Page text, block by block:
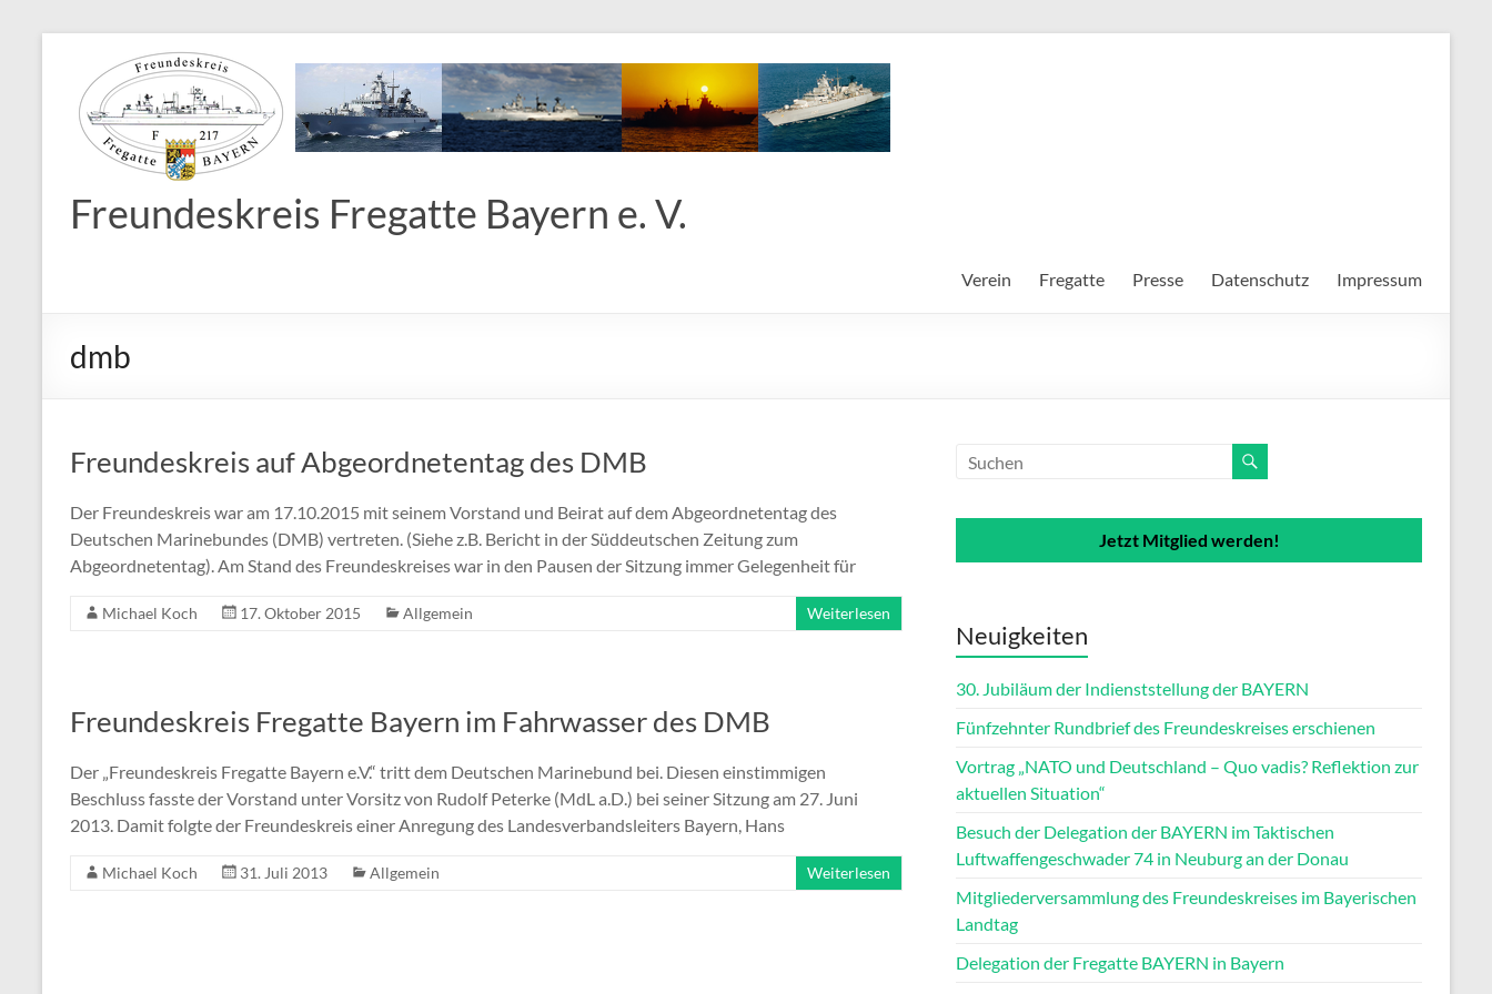
Freundeskreis Fregatte Bayern e. V.
Verein Fregatte Presse Datenschutz Impressum
dmb
Freundeskreis auf Abgeordnetentag des DMB
Der Freundeskreis war am 17.10.2015 mit seinem Vorstand und Beirat auf dem Abgeordnetentag des
Deutschen Marinebundes (DMB) vertreten. (Siehe z.B. Bericht in der Süddeutschen Zeitung zum
Abgeordnetentag). Am Stand des Freundeskreises war in den Pausen der Sitzung immer Gelegenheit für
Michael Koch 17. Oktober 2015 Allgemein Weiterlesen
Freundeskreis Fregatte Bayern im Fahrwasser des DMB
Der „Freundeskreis Fregatte Bayern e.V.“ tritt dem Deutschen Marinebund bei. Diesen einstimmigen
Beschluss fasste der Vorstand unter Vorsitz von Rudolf Peterke (MdL a.D.) bei seiner Sitzung am 27. Juni
2013. Damit folgte der Freundeskreis einer Anregung des Landesverbandsleiters Bayern, Hans
Michael Koch 31. Juli 2013 Allgemein Weiterlesen
Jetzt Mitglied werden!
Neuigkeiten
30. Jubiläum der Indienststellung der BAYERN
Fünfzehnter Rundbrief des Freundeskreises erschienen
Vortrag „NATO und Deutschland – Quo vadis? Reflektion zur
aktuellen Situation“
Besuch der Delegation der BAYERN im Taktischen
Luftwaffengeschwader 74 in Neuburg an der Donau
Mitgliederversammlung des Freundeskreises im Bayerischen
Landtag
Delegation der Fregatte BAYERN in Bayern